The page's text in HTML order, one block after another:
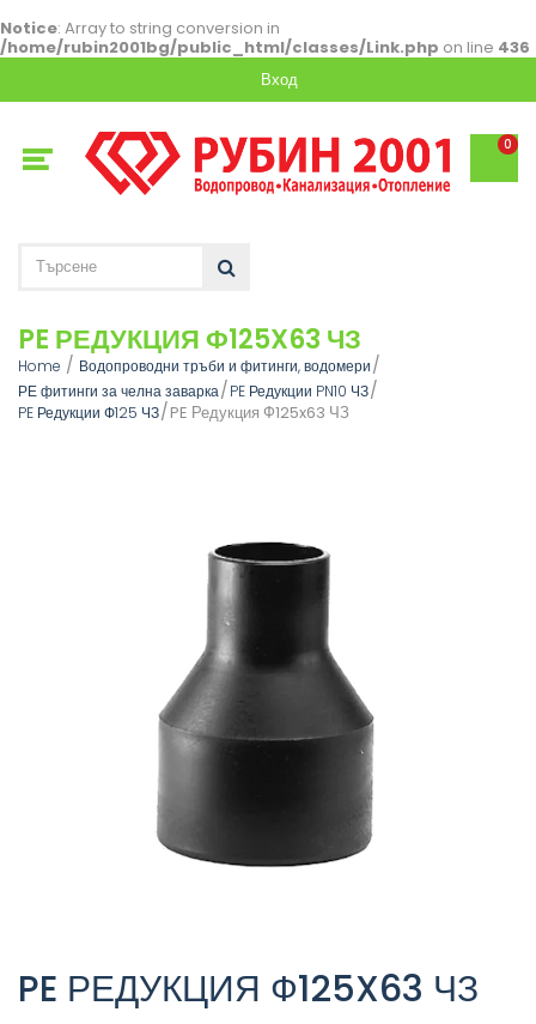
Notice: Array to string conversion in
/home/rubin2001bg/public_html/classes/Link.php on line 436
Вход
0
PE РЕДУКЦИЯ Ф125X63 ЧЗ
Home
Водопроводни тръби и фитинги, водомери
РЕ фитинги за челна заварка PE Редукции PN10 ЧЗ
PE Редукции Ф125 ЧЗ PE Редукция Ф125x63 ЧЗ
PE РЕДУКЦИЯ Ф125X63 ЧЗ